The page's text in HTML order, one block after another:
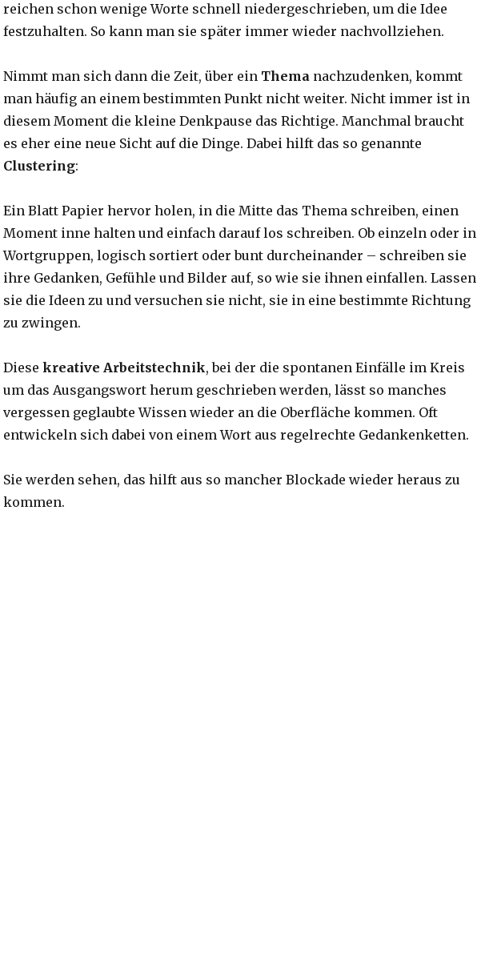
reichen schon wenige Worte schnell niedergeschrieben, um die Idee
festzuhalten. So kann man sie später immer wieder nachvollziehen.
Nimmt man sich dann die Zeit, über ein Themanachzudenken, kommt
man häufig an einem bestimmten Punkt nicht weiter. Nicht immer ist in
diesem Moment die kleine Denkpause das Richtige. Manchmal braucht
es eher eine neue Sicht auf die Dinge. Dabei hilft das so genannte
Clustering:
Ein Blatt Papier hervor holen, in die Mitte das Thema schreiben, einen
Moment inne halten und einfach darauf los schreiben. Ob einzeln oder in
Wortgruppen, logisch sortiert oder bunt durcheinander – schreiben sie
ihre Gedanken, Gefühle und Bilder auf, so wie sie ihnen einfallen. Lassen
sie die Ideen zu und versuchen sie nicht, sie in eine bestimmte Richtung
zu zwingen.
Diese kreative Arbeitstechnik, bei der die spontanen Einfälle im Kreis
um das Ausgangswort herum geschrieben werden, lässt so manches
vergessen geglaubte Wissen wieder an die Oberfläche kommen. Oft
entwickeln sich dabei von einem Wort aus regelrechte Gedankenketten.
Sie werden sehen, das hilft aus so mancher Blockade wieder heraus zu
kommen.